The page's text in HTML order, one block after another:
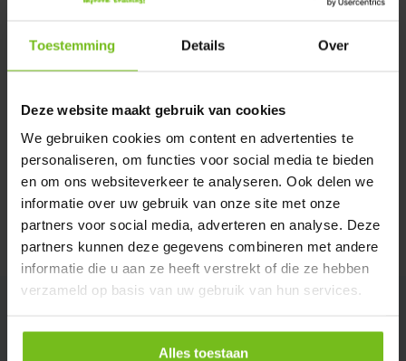
Toestemming Details Over
Deze website maakt gebruik van cookies
We gebruiken cookies om content en advertenties te
personaliseren, om functies voor social media te bieden
en om ons websiteverkeer te analyseren. Ook delen we
informatie over uw gebruik van onze site met onze
partners voor social media, adverteren en analyse. Deze
partners kunnen deze gegevens combineren met andere
informatie die u aan ze heeft verstrekt of die ze hebben
verzameld op basis van uw gebruik van hun services.
Alles toestaan
Verstuur email
Productomschrijving
Specificaties
Reviews
Delen